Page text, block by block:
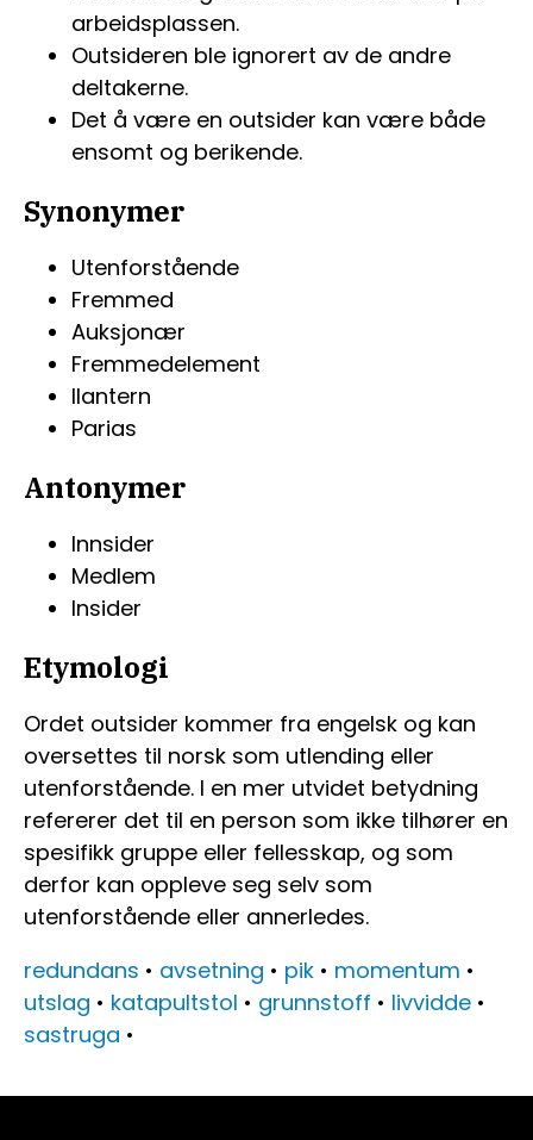
arbeidsplassen.
Outsideren ble ignorert av de andre
deltakerne.
Det å være en outsider kan være både
ensomt og berikende.
Synonymer
Utenforstående
Fremmed
Auksjonær
Fremmedelement
Ilantern
Parias
Antonymer
Innsider
Medlem
Insider
Etymologi
Ordet outsider kommer fra engelsk og kan
oversettes til norsk som utlending eller
utenforstående. I en mer utvidet betydning
refererer det til en person som ikke tilhører en
spesifikk gruppe eller fellesskap, og som
derfor kan oppleve seg selv som
utenforstående eller annerledes.
redundans • avsetning • pik • momentum •
utslag • katapultstol • grunnstoff • livvidde •
sastruga •